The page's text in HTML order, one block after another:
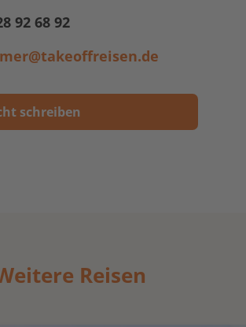
92 68 92
schreiben
Reisen